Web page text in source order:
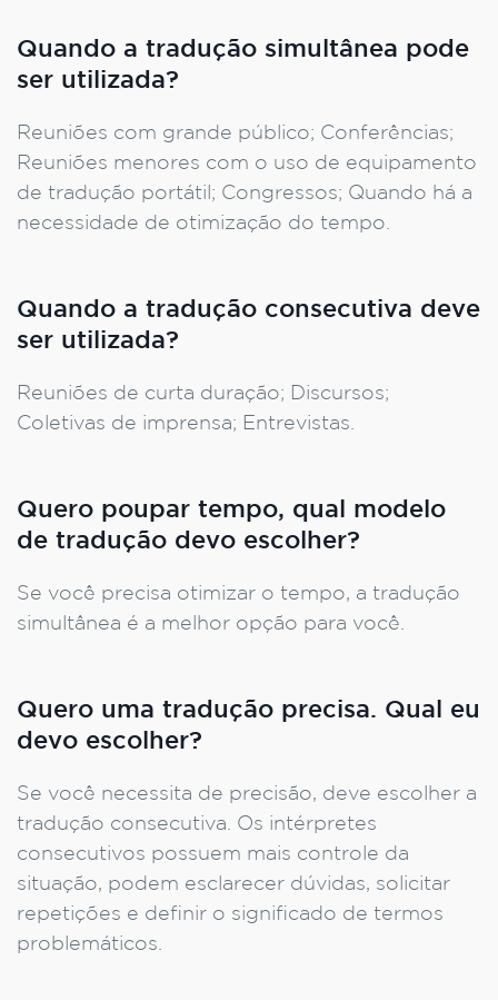
Quando a tradução simultânea pode
ser utilizada?
Reuniões com grande público; Conferências;
Reuniões menores com o uso de equipamento
de tradução portátil; Congressos; Quando há a
necessidade de otimização do tempo.
Quando a tradução consecutiva deve
ser utilizada?
Reuniões de curta duração; Discursos;
Coletivas de imprensa; Entrevistas.
Quero poupar tempo, qual modelo
de tradução devo escolher?
Se você precisa otimizar o tempo, a tradução
simultânea é a melhor opção para você.
Quero uma tradução precisa. Qual eu
devo escolher?
Se você necessita de precisão, deve escolher a
tradução consecutiva. Os intérpretes
consecutivos possuem mais controle da
situação, podem esclarecer dúvidas, solicitar
repetições e definir o significado de termos
problemáticos.